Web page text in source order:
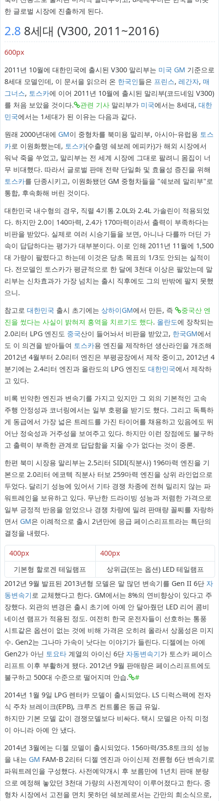
한 글로벌 시장에 진출하게 된다.
2.8 8세대 (V300, 2011~2016)
600px
2011년 10월에 대한민국에 출시된 V300 말리부는 미국 GM 기준으로
8세대 모델인데, 이 문서을 읽으러 온 한국인들은 프린스, 레간자, 매
그너스, 토스카에 이어 2011년 10월에 출시된 말리부(코드네임 V300)
를 처음 보았을 것이다.
관련 기사말리부가 미국에서는 8세대, 대한
민국에서는 1세대가 된 이유는 다음과 같다.
원래 2000년대에 GM이 중형차를 북미용 말리부, 아시아-유럽용 토스
카로 이원화했는데, 토스카(수출명 쉐보레 에피카)가 해외 시장에서
워낙 죽을 쑤었고, 말리부는 전 세계 시장에 그대로 팔려니 몸집이 너
무 비대했다. 따라서 글로벌 판매 전략 단일화 및 효율성 증진을 위해
토스카를 단종시키고, 이원화됐던 GM 중형차들을 "쉐보레 말리부"로
통합, 후속화해 버린 것이다.
대한민국 내수형의 경우, 직렬 4기통 2.0L와 2.4L 가솔린이 적용되었
다. 하지만 2.0이 140마력, 2.4가 170마력이라서 출력이 부족하다는
비판을 받았다. 실제로 여러 시승기들을 보면, 아니나 다를까 더딘 가
속이 답답하다는 평가가 대부분이다. 이로 인해 2011년 11월에 1,500
대 가량이 팔렸다고 하는데 이것은 당초 목표의 1/3도 안되는 실적이
다. 전모델인 토스카가 평균적으로 한 달에 3천대 이상은 팔았는데 말
리부는 신차효과가 가장 넘치는 출시 직후에도 그의 반밖에 팔지 못했
으니.
참고로 대한민국 출시 초기에는 상하이GM에서 만든, 즉
중국산 엔
진을 썼다는 사실이 밝혀져 홍역을 치르기도 했다. 올란도에 장착되는
2.0리터 LPG 엔진도 중국산이 들어놔서 비판을 받았고, 한국GM에서
도 이 의견을 받아들여 토스카용 엔진을 제작하던 생산라인을 개조해
2012년 4월부터 2.0리터 엔진은 부평공장에서 제작 중이고, 2012년 4
분기에는 2.4리터 엔진과 올란도의 LPG 엔진도 대한민국에서 제작하
고 있다.
비록 빈약한 엔진과 변속기를 가지고 있지만 그 외의 기본적인 고속
주행 안정성과 코너링에서는 일부 호평을 받기도 했다. 그리고 독특하
게 동급에서 가장 넓은 트레드를 가진 타이어를 채용하고 있음에도 뛰
어난 정숙성과 거주성을 보여주고 있다. 하지만 이런 장점에도 불구하
고 출력이 부족한 관계로 답답함을 지울 수가 없다는 것이 중론.
한편 북미 시장용 말리부는 2.5리터 SIDI(직분사) 196마력 엔진을 기
본으로 2.0리터 에코텍 직분사 터보 259마력 엔진을 상위 라인업으로
두었다. 달리기 성능에 있어서 기타 경쟁 차종에 전혀 밀리지 않는 파
워트레인을 보유하고 있다. 무난한 드라이빙 성능과 저렴한 가격으로
일부 긍정적 반응을 얻었으나 경쟁 차량에 밀려 판매량 꼴찌를 자랑하
면서 GM은 이례적으로 출시 2년만에 응급 페이스리프트라는 특단의
결정을 내렸다.
400px
400px
기본형 할로겐 테일램프
상위급(또는 옵션) LED 테일램프
2012년 9월 발표된 2013년형 모델은 말 많던 변속기를 Gen II 6단 자
동변속기로 교체했다고 한다. GM에서는 8%의 연비향상이 있다고 주
장했다. 외관의 변경은 출시 초기에 아예 안 달아줬던 LED 리어 콤비
네이션 램프가 적용된 정도. 여전히 한국 운전자들이 선호하는 통풍
시트같은 옵션이 없는 것에 비해 가격은 오히려 올라서 상품성은 미지
수. Gen2는 그나마 가속이 낫다는 이야기가 들린다. 디젤에는 아예
Gen2가 아닌 토요타계열의 아이신 6단 자동변속기가 토스카 페이스
리프트 이후 부활하게 됐다. 2012년 9월 판매량은 페이스리프트에도
불구하고 500대 수준으로 떨어지며 안습.
#
2014년 1월 9일 LPG 렌터카 모델이 출시되었다. LS 디럭스팩에 전자
식 주차 브레이크(EPB), 크루즈 컨트롤은 동급 유일.
하지만 기본 모델 값이 경쟁모델보다 비싸다. 택시 모델은 아직 미정
이 아니라 아예 안 냈다.
2014년 3월에는 디젤 모델이 출시되었다. 156마력/35.8토크의 성능
을 내는 GM FAM-B 2리터 디젤 엔진과 아이신제 전륜형 6단 변속기로
파워트레인을 구성했다. 사전예약개시 후 보름만에 1년치 판매 분량
으로 예정해 놓았던 3천대 가량의 사전계약이 이루어졌다고 한다. 중
형차 시장에서 고전을 면치 못하던 쉐보레로서는 간만의 희소식으로,